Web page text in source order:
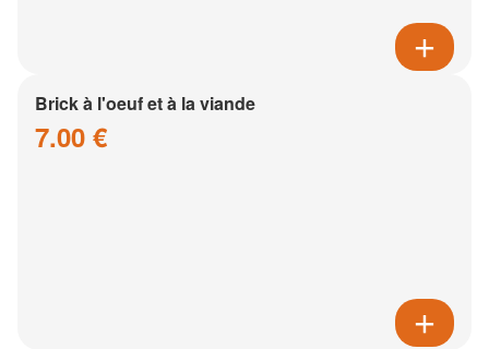
Brick à l'oeuf et à la viande
7.00 €